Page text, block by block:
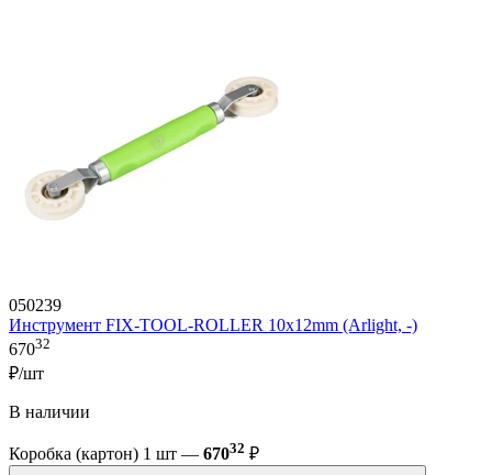
050239
Инструмент FIX-TOOL-ROLLER 10х12mm (Arlight, -)
67032
₽/шт
В наличии
Коробка (картон) 1 шт — 67032 ₽